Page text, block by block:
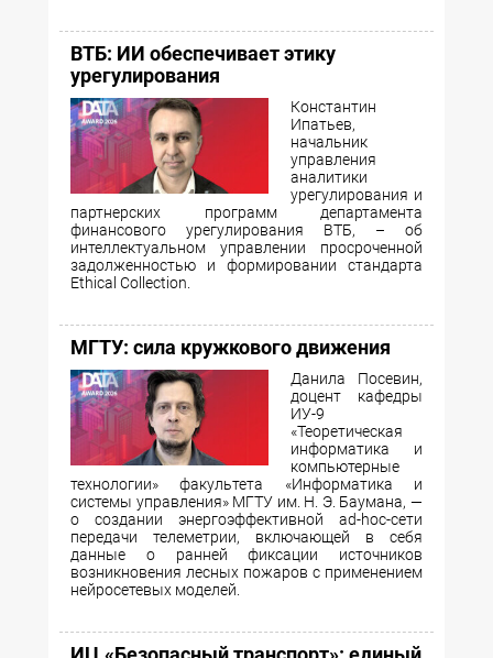
ВТБ: ИИ обеспечивает этику
урегулирования
Константин
Ипатьев,
начальник
управления
аналитики
урегулирования и
партнерских программ департамента
финансового урегулирования ВТБ, – об
интеллектуальном управлении просроченной
задолженностью и формировании стандарта
Ethical Collection.
МГТУ: сила кружкового движения
Данила Посевин,
доцент кафедры
ИУ-9
«Теоретическая
информатика и
компьютерные
технологии» факультета «Информатика и
системы управления» МГТУ им. Н. Э. Баумана, —
о создании энергоэффективной ad-hoc-сети
передачи телеметрии, включающей в себя
данные о ранней фиксации источников
возникновения лесных пожаров с применением
нейросетевых моделей.